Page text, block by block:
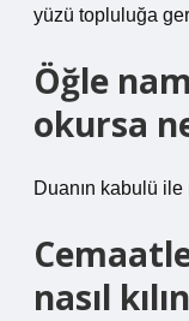
yüzü topluluğa
Öğle
okursa
Duanın kabulü
nasıl